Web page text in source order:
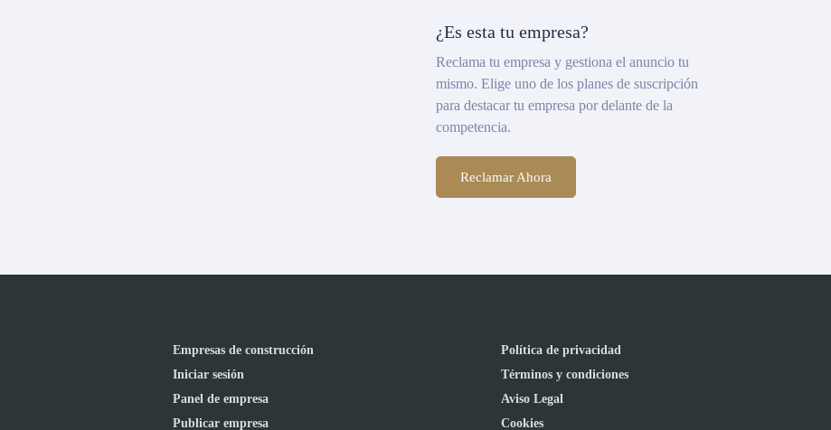
¿Es esta tu empresa?
Reclama tu empresa y gestiona el anuncio tu
mismo. Elige uno de los planes de suscripción
para destacar tu empresa por delante de la
competencia.
Reclamar Ahora
Empresas de construcción
Iniciar sesión
Panel de empresa
Publicar empresa
Política de privacidad
Términos y condiciones
Aviso Legal
Cookies